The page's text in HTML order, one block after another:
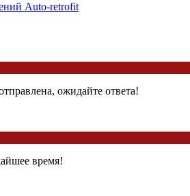
Auto-retrofit
ожидайте ответа!
время!